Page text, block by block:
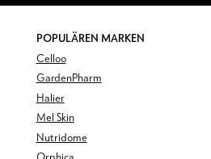
POPULÄREN MARKEN
Celloo
GardenPharm
Halier
Mel Skin
Nutridome